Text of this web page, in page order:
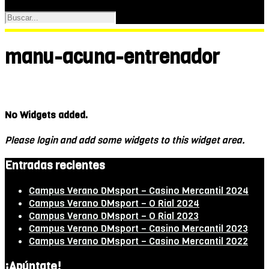
manu-acuna-entrenador
No Widgets added.
Please login and add some widgets to this widget area.
Entradas recientes
Campus Verano DMsport – Casino Mercantil 2024
Campus Verano DMsport – O Rial 2024
Campus Verano DMsport – O Rial 2023
Campus Verano DMsport – Casino Mercantil 2023
Campus Verano DMsport – Casino Mercantil 2022